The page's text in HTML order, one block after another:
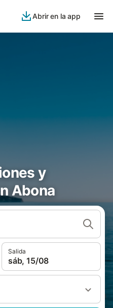
Abrir en la app
y
Abona
Salida
sáb, 15/08